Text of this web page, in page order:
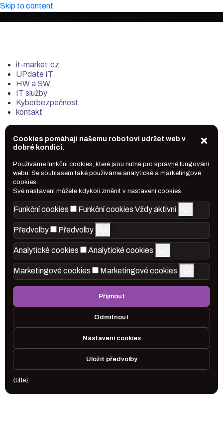
Skip to content
it-market.cz
UPdate IT
HW a SW
IT služby
Kyberbezpečnost
kontakt
Cookies pomáhají našemu robotovi udržet web v
dobré kondici.
Používáme funkční cookies, které jsou nutné pro správné fungování
webu. Se souhlasem také používáme analytické a marketingové
cookies.
Své nastavení můžete kdykoli změnit v nastavení cookies.
Funkční cookies Funkční cookies Vždy aktivní
Předvolby Předvolby
Analytické cookies Analytické cookies
Marketingové cookies Marketingové cookies
Přijmout
Odmítnout
Nastavení cookies
Uložit předvolby
{title}